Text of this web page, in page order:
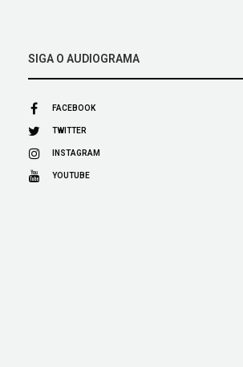
SIGA O AUDIOGRAMA
FACEBOOK
TWITTER
INSTAGRAM
YOUTUBE